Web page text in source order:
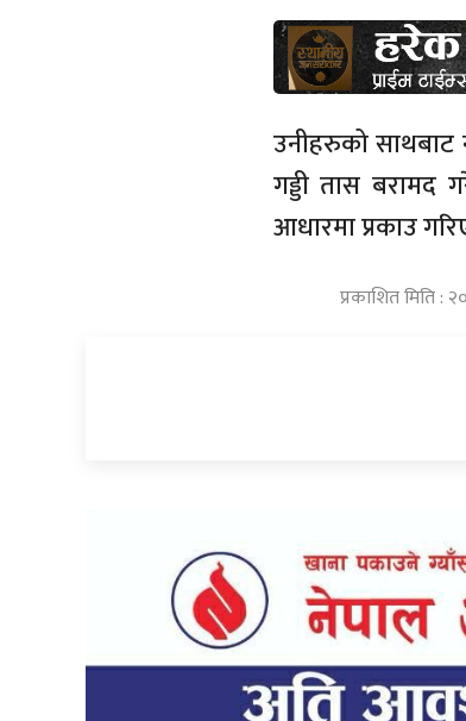
उनीहरुको साथबाट
गड्डी तास बरामद
आधारमा प्रकाउ
प्रकाशित मिति